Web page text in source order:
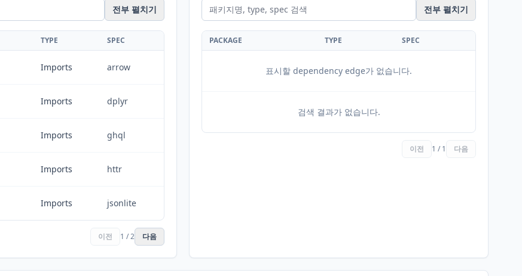
전부 펼치기
TYPE SPEC
Imports arrow
Imports dplyr
Imports ghql
Imports httr
Imports jsonlite
이전 1 / 2 다음
전부 펼치기
PACKAGE TYPE SPEC
표시할 dependency edge가 없습니다.
검색 결과가 없습니다.
이전 1 / 1 다음